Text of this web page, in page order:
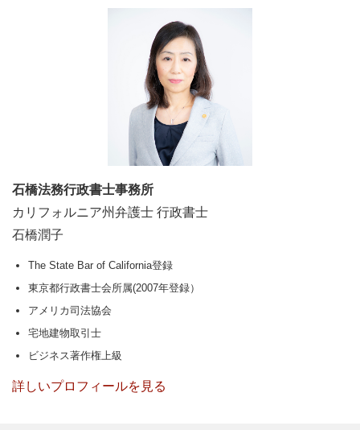
石橋法務行政書士事務所
カリフォルニア州弁護士 行政書士
石橋潤子
The State Bar of California登録
東京都行政書士会所属(2007年登録）
アメリカ司法協会
宅地建物取引士
ビジネス著作権上級
詳しいプロフィールを見る